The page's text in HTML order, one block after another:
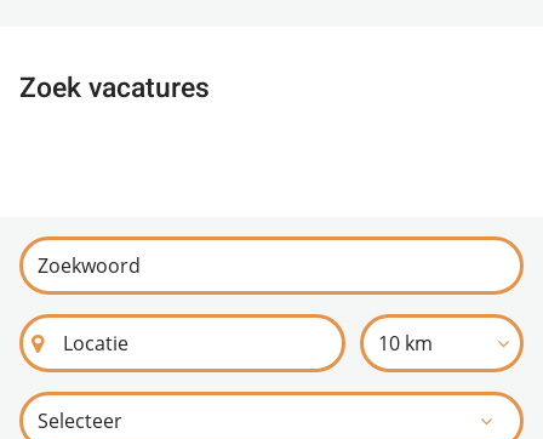
Zoek vacatures
10 km